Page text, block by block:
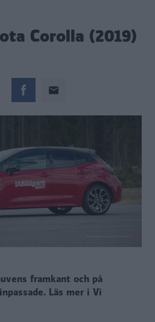
Corolla (2019)
framkant och på
Läs mer i Vi